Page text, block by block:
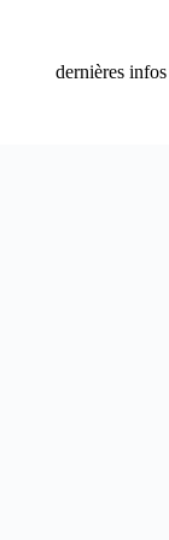
dernières infos